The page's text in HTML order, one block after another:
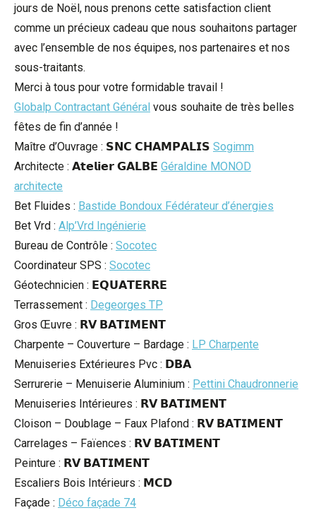
jours de Noël, nous prenons cette satisfaction client
comme un précieux cadeau que nous souhaitons partager
avec l’ensemble de nos équipes, nos partenaires et nos
sous-traitants.
Merci à tous pour votre formidable travail !
Globalp Contractant Général vous souhaite de très belles
fêtes de fin d’année !
Maître d’Ouvrage : 𝗦𝗡𝗖 𝗖𝗛𝗔𝗠𝗣𝗔𝗟𝗜𝗦 Sogimm
Architecte : 𝗔𝘁𝗲𝗹𝗶𝗲𝗿 𝗚𝗔𝗟𝗕𝗘 Géraldine MONOD
architecte
Bet Fluides : Bastide Bondoux Fédérateur d’énergies
Bet Vrd : Alp’Vrd Ingénierie
Bureau de Contrôle : Socotec
Coordinateur SPS : Socotec
Géotechnicien : 𝗘𝗤𝗨𝗔𝗧𝗘𝗥𝗥𝗘
Terrassement : Degeorges TP
Gros Œuvre : 𝗥𝗩 𝗕𝗔𝗧𝗜𝗠𝗘𝗡𝗧
Charpente – Couverture – Bardage : LP Charpente
Menuiseries Extérieures Pvc : 𝗗𝗕𝗔
Serrurerie – Menuiserie Aluminium : Pettini Chaudronnerie
Menuiseries Intérieures : 𝗥𝗩 𝗕𝗔𝗧𝗜𝗠𝗘𝗡𝗧
Cloison – Doublage – Faux Plafond : 𝗥𝗩 𝗕𝗔𝗧𝗜𝗠𝗘𝗡𝗧
Carrelages – Faïences : 𝗥𝗩 𝗕𝗔𝗧𝗜𝗠𝗘𝗡𝗧
Peinture : 𝗥𝗩 𝗕𝗔𝗧𝗜𝗠𝗘𝗡𝗧
Escaliers Bois Intérieurs : 𝗠𝗖𝗗
Façade : Déco façade 74